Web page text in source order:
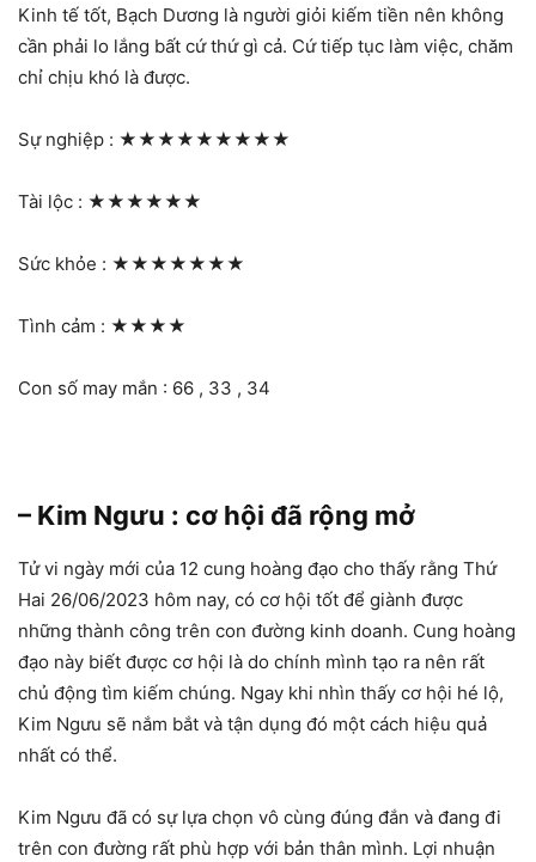
Kinh tế tốt, Bạch Dương là người giỏi kiếm tiền nên không
cần phải lo lắng bất cứ thứ gì cả. Cứ tiếp tục làm việc, chăm
chỉ chịu khó là được.
Sự nghiệp : ★★★★★★★★★
Tài lộc : ★★★★★★
Sức khỏe : ★★★★★★★
Tình cảm : ★★★★
Con số may mắn : 66 , 33 , 34
– Kim Ngưu : cơ hội đã rộng mở
Tử vi ngày mới của 12 cung hoàng đạo cho thấy rằng Thứ
Hai 26/06/2023 hôm nay, có cơ hội tốt để giành được
những thành công trên con đường kinh doanh. Cung hoàng
đạo này biết được cơ hội là do chính mình tạo ra nên rất
chủ động tìm kiếm chúng. Ngay khi nhìn thấy cơ hội hé lộ,
Kim Ngưu sẽ nắm bắt và tận dụng đó một cách hiệu quả
nhất có thể.
Kim Ngưu đã có sự lựa chọn vô cùng đúng đắn và đang đi
trên con đường rất phù hợp với bản thân mình. Lợi nhuận